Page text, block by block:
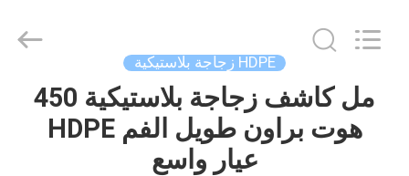
منزل،
Copyright
plasticlotionpump.com.
زجاجة بلاستيكية HDPE
450 مل كاشف زجاجة بلاستيكية
HDPE هوت براون طويل الفم
عيار واسع